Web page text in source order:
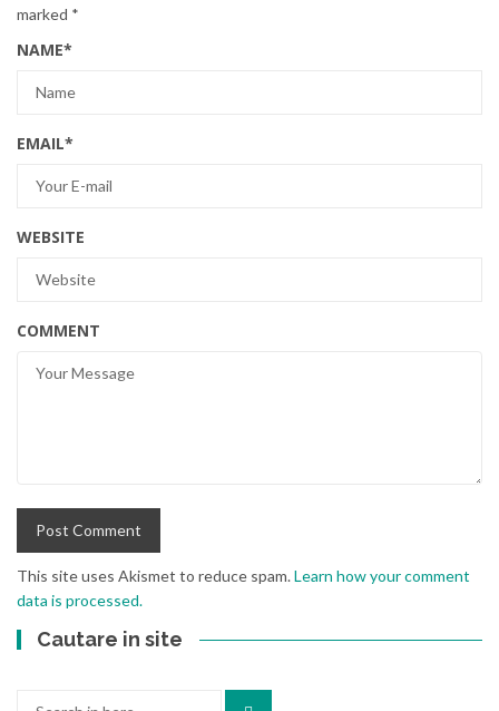
marked *
NAME*
EMAIL*
WEBSITE
COMMENT
This site uses Akismet to reduce spam.Learn how your comment
data is processed.
Cautare in site